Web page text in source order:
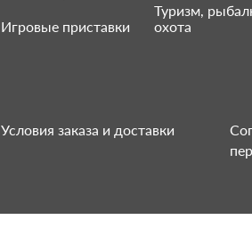
Игровые приставки
Туризм,
охота
Условия заказа и доставки